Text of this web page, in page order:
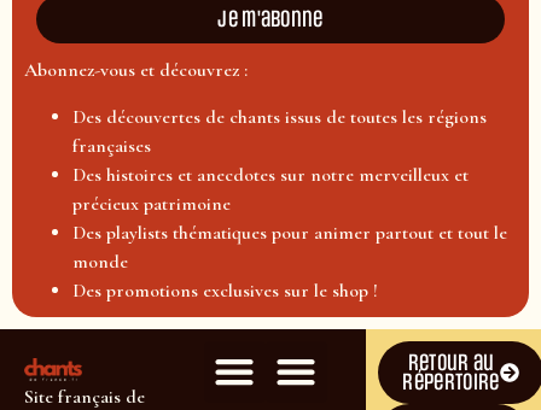
Je m'abonne
Abonnez-vous et découvrez :
Des découvertes de chants issus de toutes les régions
françaises
Des histoires et anecdotes sur notre merveilleux et
précieux patrimoine
Des playlists thématiques pour animer partout et tout le
monde
Des promotions exclusives sur le shop !
Site français de
Retour au
répertoire